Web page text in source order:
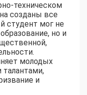
техническом
созданы все
студент мог не
но и
молодых
и